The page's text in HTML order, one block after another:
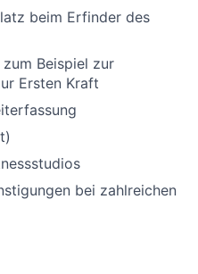
beim Erfinder des
Beispiel zur
Ersten Kraft
bei zahlreichen